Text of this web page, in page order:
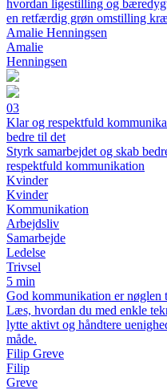
hvordan ligestilling og
en retfærdig grøn omstilling
Amalie Henningsen
Amalie
Henningsen
03
Klar og respektfuld
bedre til det
Styrk samarbejdet og skab
respektfuld kommunikation
Kvinder
Kvinder
Kommunikation
Arbejdsliv
Samarbejde
Ledelse
Trivsel
5 min
God kommunikation er nøglen
Læs, hvordan du med enkle
lytte aktivt og håndtere
måde.
Filip Greve
Filip
Greve